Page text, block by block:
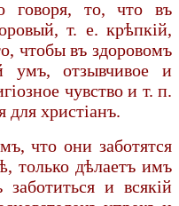
говоря, то, что въ
т. е. крѣпкій,
чтобы въ здоровомъ
умъ, отзывчивое и
чувство и т. п.
для христіанъ.
что они заботятся
только дѣлаетъ имъ
и всякій